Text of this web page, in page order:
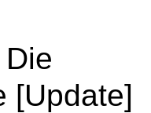
[Update]